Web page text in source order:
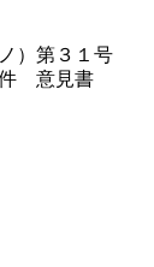
）第３１号
件 意見書